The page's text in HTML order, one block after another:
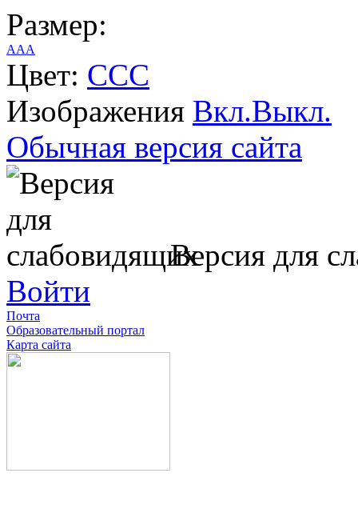
Размер:
AAA
Цвет: CCC
Изображения Вкл.Выкл.
Обычная версия сайта
Версия для
Войти
Почта
Образовательный портал
Карта сайта